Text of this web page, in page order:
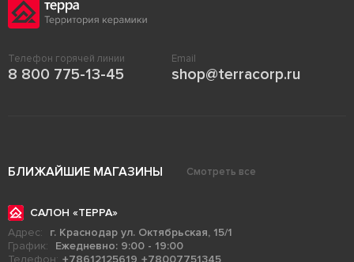
Телефон горячей линии
8 800 775-13-45
Email
shop@terracorp.ru
БЛИЖАЙШИЕ МАГАЗИНЫ Смотреть все
САЛОН «ТЕРРА»
Адрес:
г. Краснодар ул. Октябрьская, 15/1
График:
Ежедневно: 9:00 - 19:00